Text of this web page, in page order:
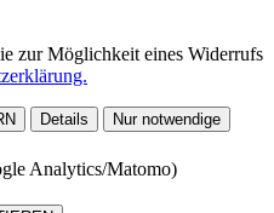
zur Möglichkeit eines Widerrufs
Details Nur notwendige
Analytics/Matomo)